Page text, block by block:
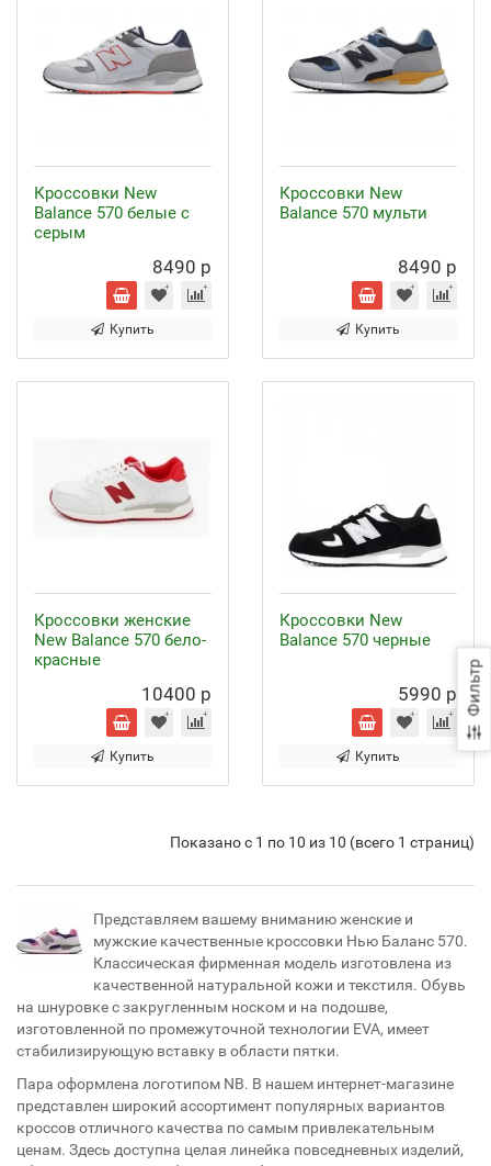
Фильтр
Кроссовки New
Balance 570 белые с
серым
8490 р
Купить
Кроссовки New
Balance 570 мульти
8490 р
Купить
Кроссовки женские
New Balance 570 бело-
красные
10400 р
Купить
Кроссовки New
Balance 570 черные
5990 р
Купить
Показано с 1 по 10 из 10 (всего 1 страниц)
Представляем вашему вниманию женские и
мужские качественные кроссовки Нью Баланс 570.
Классическая фирменная модель изготовлена из
качественной натуральной кожи и текстиля. Обувь
на шнуровке с закругленным носком и на подошве,
изготовленной по промежуточной технологии EVA, имеет
стабилизирующую вставку в области пятки.
Пара оформлена логотипом NB. В нашем интернет-магазине
представлен широкий ассортимент популярных вариантов
кроссов отличного качества по самым привлекательным
ценам. Здесь доступна целая линейка повседневных изделий,